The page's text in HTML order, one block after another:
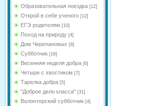
Образовательная поездка [12]
Открой в себе ученого [12]
ЕГЭ родителям [10]
Поход на природу [4]
Дом Черепановых [9]
Субботник [16]
Весенняя неделя добра [6]
Четыре с хвостиком [7]
Тарелка добра [5]
"Доброе дело класса" [31]
Волонтерский субботник [4]